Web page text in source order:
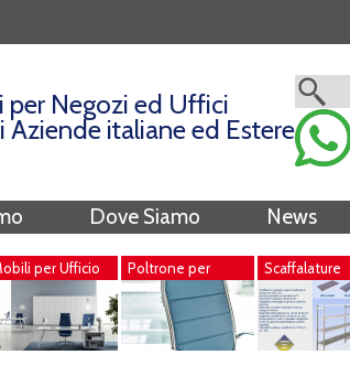
per Negozi ed Uffici
Aziende italiane ed Estere
Dove Siamo News
per Ufficio
Poltrone per
Ufficio
Scaffalature
Metalliche